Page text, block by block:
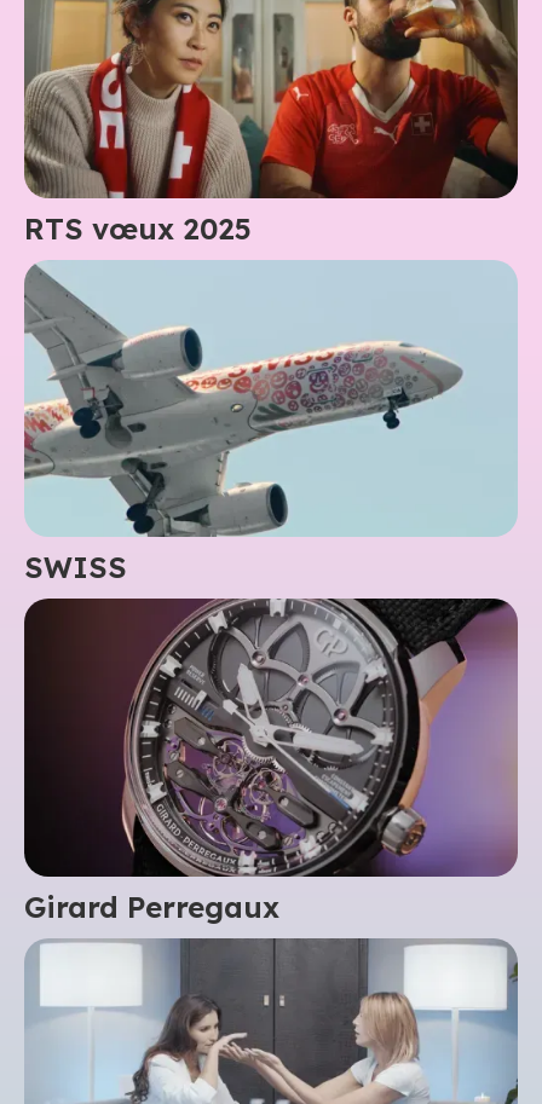
RTS vœux 2025
SWISS
Girard Perregaux